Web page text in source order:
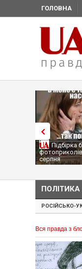
ГОЛОВНА
Підбірка
серпня
ПОЛІТИКА
РОСІЙСЬКО-
Вся правда з